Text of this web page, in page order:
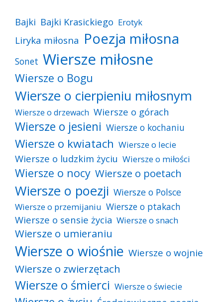
Bajki Bajki Krasickiego Erotyk
Liryka miłosna Poezja miłosna
Sonet Wiersze miłosne
Wiersze o Bogu
Wiersze o cierpieniu miłosnym
Wiersze o drzewach Wiersze o górach
Wiersze o jesieni Wiersze o kochaniu
Wiersze o kwiatach Wiersze o lecie
Wiersze o ludzkim życiu Wiersze o miłości
Wiersze o nocy Wiersze o poetach
Wiersze o poezji Wiersze o Polsce
Wiersze o przemijaniu Wiersze o ptakach
Wiersze o sensie życia Wiersze o snach
Wiersze o umieraniu
Wiersze o wiośnie Wiersze o wojnie
Wiersze o zwierzętach
Wiersze o śmierci Wiersze o świecie